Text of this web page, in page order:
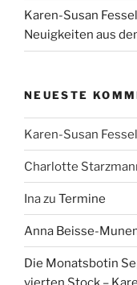
Karen-Susan
Neuigkeiten aus
NEUESTE
Karen-Susan Fessel
Charlotte
Inazu Termine
Anna Beisse-
Die Monatsbotin